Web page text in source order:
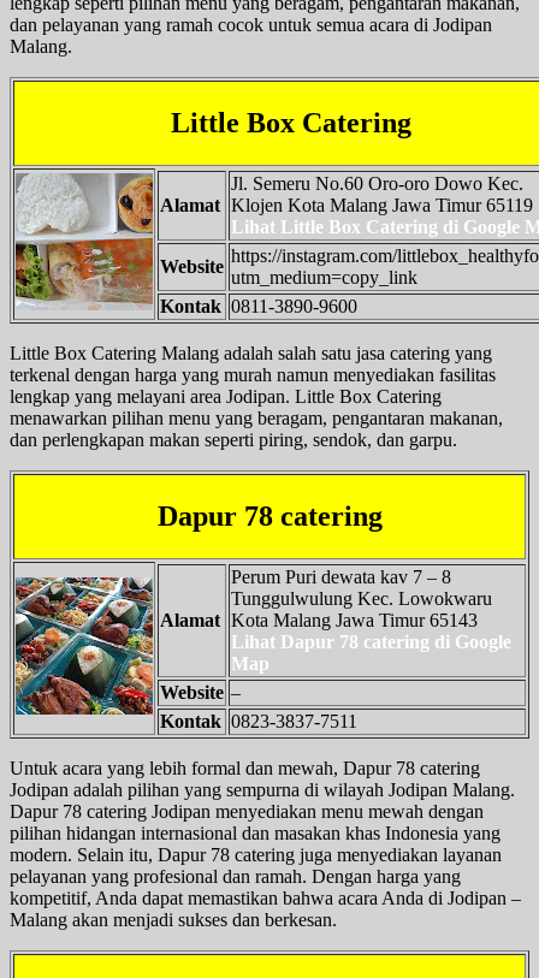
dan pelayanan yang ramah cocok untuk semua acara di Jodipan
Malang.
Little Box Catering
Alamat
Jl. Semeru No.60 Oro-oro Dowo Kec.
Klojen Kota Malang Jawa Timur 65119
Lihat Little Box Catering di Google
Website
https://instagram.com/
utm_medium=copy_link
Kontak 0811-3890-9600
Little Box Catering Malang adalah salah satu jasa catering yang
terkenal dengan harga yang murah namun menyediakan fasilitas
lengkap yang melayani area Jodipan. Little Box Catering
menawarkan pilihan menu yang beragam, pengantaran makanan,
dan perlengkapan makan seperti piring, sendok, dan garpu.
Dapur 78 catering
Alamat
Perum Puri dewata kav 7 – 8
Tunggulwulung Kec. Lowokwaru
Kota Malang Jawa Timur 65143
Lihat Dapur 78 catering di Google
Map
Website –
Kontak 0823-3837-7511
Untuk acara yang lebih formal dan mewah, Dapur 78 catering
Jodipan adalah pilihan yang sempurna di wilayah Jodipan Malang.
Dapur 78 catering Jodipan menyediakan menu mewah dengan
pilihan hidangan internasional dan masakan khas Indonesia yang
modern. Selain itu, Dapur 78 catering juga menyediakan layanan
pelayanan yang profesional dan ramah. Dengan harga yang
kompetitif, Anda dapat memastikan bahwa acara Anda di Jodipan –
Malang akan menjadi sukses dan berkesan.